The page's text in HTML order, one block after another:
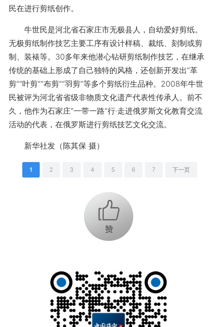
民在进行剪纸创作。
牛世民是河北省石家庄市无极县人，自幼爱好剪纸。
无极剪纸制作技艺主要工序有设计样稿、裁纸、刻制或剪
制、装裱等。30多年来他潜心钻研剪纸制作技艺，在继承
传统的基础上形成了自己独特的风格，还创新开发出“革
剪”“叶剪”“布剪”“羽剪”等多个剪纸衍生品种。2008年牛世
民被评为河北省省级非物质文化遗产代表性传承人。前不
久，他作为石家庄“一带一路”行·走进俄罗斯文化教育交流
活动的代表，在俄罗斯进行剪纸技艺文化交流。
新华社发（陈其保 摄）
1 2 3 4 5 6 7 下一页
+1